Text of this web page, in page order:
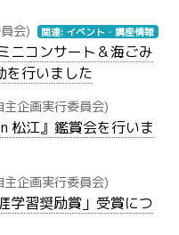
会)
関連: イベント・講座情報
ニコンサート＆海ごみ
を行いました
企画実行委員会)
松江』鑑賞会を行いま
企画実行委員会)
学習奨励賞」受賞につ